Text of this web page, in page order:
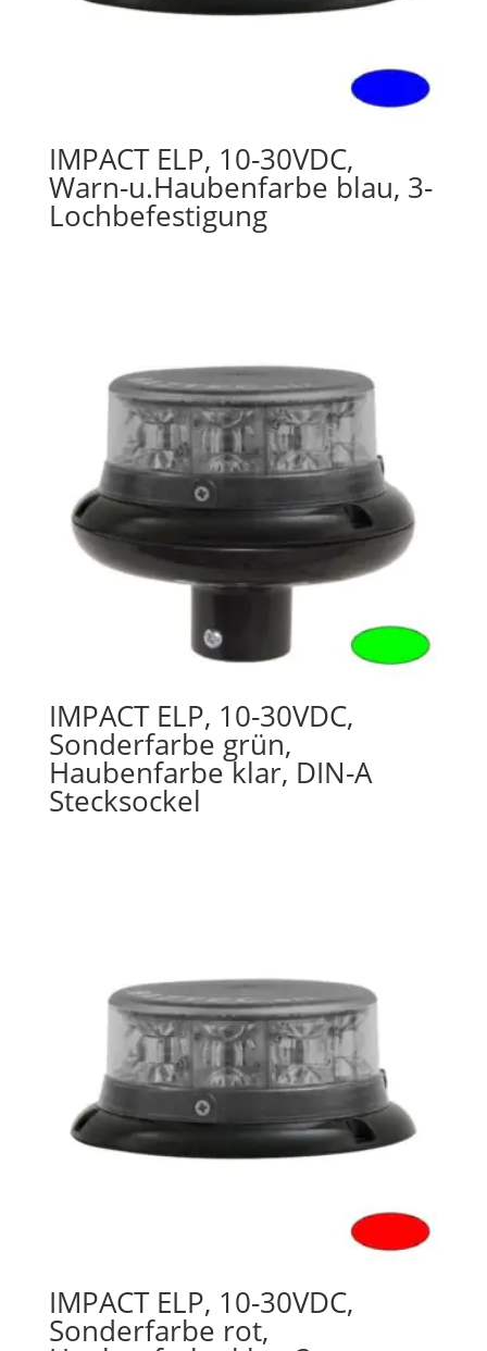
IMPACT ELP, 10-30VDC,
Warn-u.Haubenfarbe blau, 3-
Lochbefestigung
IMPACT ELP, 10-30VDC,
Sonderfarbe grün,
Haubenfarbe klar, DIN-A
Stecksockel
IMPACT ELP, 10-30VDC,
Sonderfarbe rot,